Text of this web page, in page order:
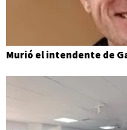
Murió el intendente de